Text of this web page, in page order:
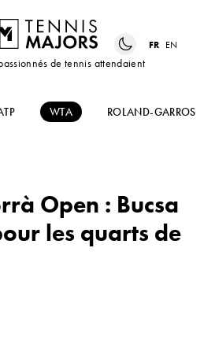
de tennis attendaient
FR EN
WTA ROLAND-GARROS
Open : Bucsa
les quarts de